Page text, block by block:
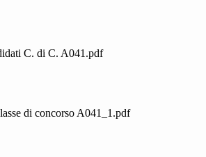
C. di C. A041.pdf
di concorso A041_1.pdf